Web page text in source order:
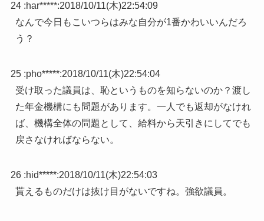
24 :har*****:2018/10/11(木)22:54:09
なんで今日もこいつらはみな自分が1番かわいいんだろ
う？
25 :pho*****:2018/10/11(木)22:54:04
受け取った議員は、恥というものを知らないのか？渡し
た年金機構にも問題があります。一人でも返却がなけれ
ば、機構全体の問題として、給料から天引きにしてでも
戻さなければならない。
26 :hid*****:2018/10/11(木)22:54:03
貰えるものだけは抜け目がないですね。強欲議員。